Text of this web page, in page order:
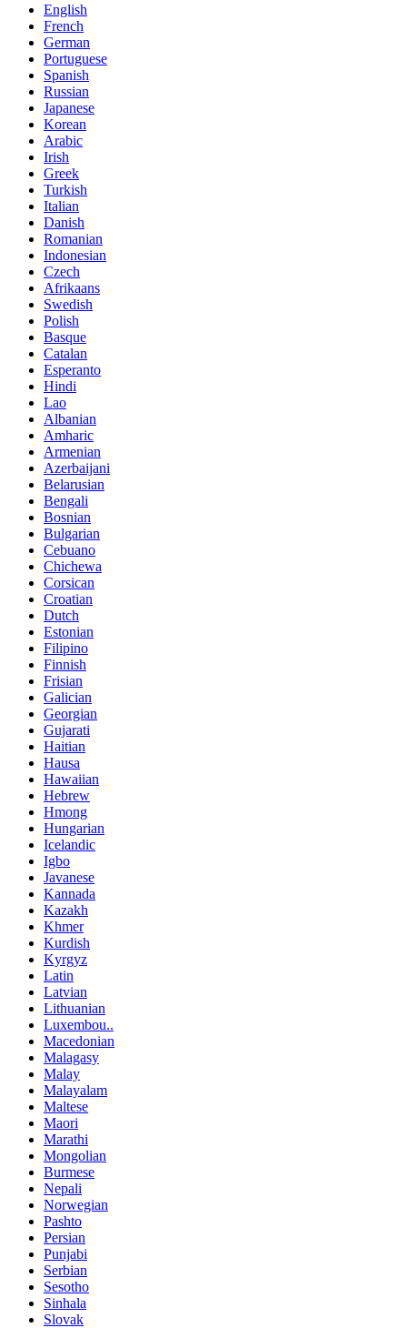
English
French
German
Portuguese
Spanish
Russian
Japanese
Korean
Arabic
Irish
Greek
Turkish
Italian
Danish
Romanian
Indonesian
Czech
Afrikaans
Swedish
Polish
Basque
Catalan
Esperanto
Hindi
Lao
Albanian
Amharic
Armenian
Azerbaijani
Belarusian
Bengali
Bosnian
Bulgarian
Cebuano
Chichewa
Corsican
Croatian
Dutch
Estonian
Filipino
Finnish
Frisian
Galician
Georgian
Gujarati
Haitian
Hausa
Hawaiian
Hebrew
Hmong
Hungarian
Icelandic
Igbo
Javanese
Kannada
Kazakh
Khmer
Kurdish
Kyrgyz
Latin
Latvian
Lithuanian
Luxembou..
Macedonian
Malagasy
Malay
Malayalam
Maltese
Maori
Marathi
Mongolian
Burmese
Nepali
Norwegian
Pashto
Persian
Punjabi
Serbian
Sesotho
Sinhala
Slovak